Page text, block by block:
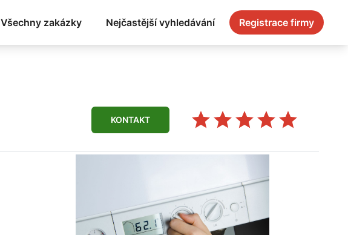
Všechny zakázky Nejčastější vyhledávání Registrace firmy
KONTAKT